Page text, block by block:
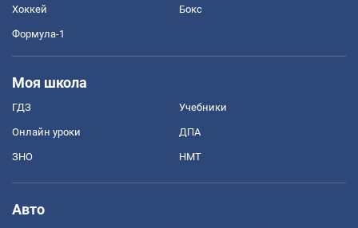
Хоккей Бокс
Формула-1
Моя школа
ГДЗ Учебники
Онлайн уроки ДПА
ЗНО НМТ
Авто